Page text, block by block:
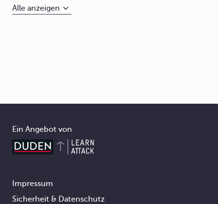
Alle anzeigen
Ein Angebot von
Footer
Impressum
Sicherheit & Datenschutz